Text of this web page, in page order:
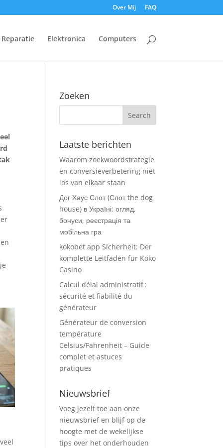
Over Mij FAQ
Reparatie Elektronica Computers
Zoeken
Laatste berichten
Waarom zoekwoordstrategie
en conversieverbetering niet
los van elkaar staan
Дог Хаус Слот (Слот the dog
house) в Україні: огляд,
бонуси, реєстрація та
мобільна гра
kokobet app Sicherheit: Der
komplette Leitfaden für Koko
Casino
Calcul délai administratif :
sécurité et fiabilité du
générateur
Générateur de conversion
température
Celsius/Fahrenheit – Guide
complet et astuces
pratiques
Nieuwsbrief
Voeg jezelf toe aan onze
nieuwsbrief en blijf op de
hoogte met de wekelijkse
tips over het onderhouden